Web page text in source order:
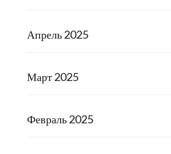
Апрель 2025
Март 2025
Февраль 2025